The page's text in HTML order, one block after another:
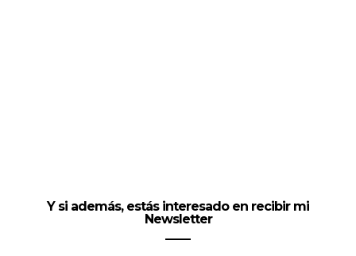
Y si además, estás interesado en recibir mi
Newsletter